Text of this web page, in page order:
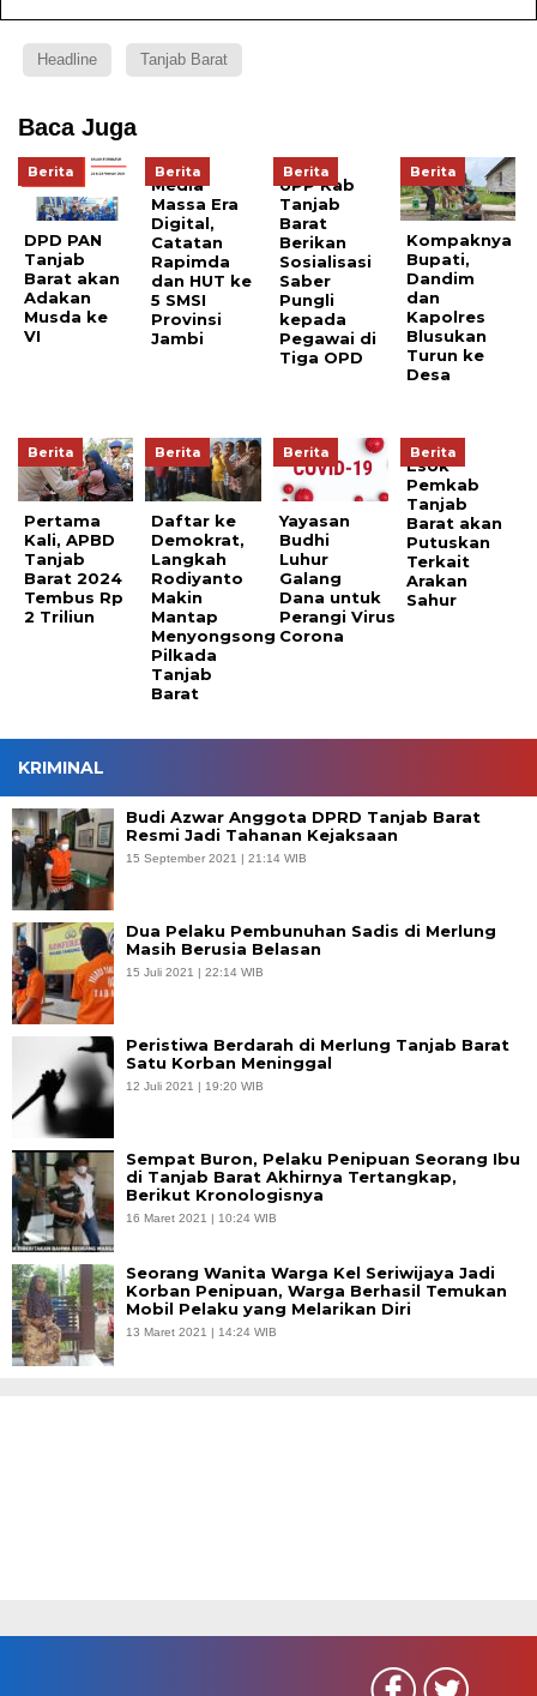
Headline Tanjab Barat
Baca Juga
Berita
DPD PAN
Tanjab
Barat akan
Adakan
Musda ke
VI
Berita
Media
Massa Era
Digital,
Catatan
Rapimda
dan HUT ke
5 SMSI
Provinsi
Jambi
Berita
UPP Kab
Tanjab
Barat
Berikan
Sosialisasi
Saber
Pungli
kepada
Pegawai di
Tiga OPD
Berita
Kompaknya
Bupati,
Dandim
dan
Kapolres
Blusukan
Turun ke
Desa
Berita
Pertama
Kali, APBD
Tanjab
Barat 2024
Tembus Rp
2 Triliun
Berita
Daftar ke
Demokrat,
Langkah
Rodiyanto
Makin
Mantap
Menyongsong
Pilkada
Tanjab
Barat
Berita
Yayasan
Budhi
Luhur
Galang
Dana untuk
Perangi Virus
Corona
Berita
Esok
Pemkab
Tanjab
Barat akan
Putuskan
Terkait
Arakan
Sahur
KRIMINAL
Budi Azwar Anggota DPRD Tanjab Barat
Resmi Jadi Tahanan Kejaksaan
15 September 2021 | 21:14 WIB
Dua Pelaku Pembunuhan Sadis di Merlung
Masih Berusia Belasan
15 Juli 2021 | 22:14 WIB
Peristiwa Berdarah di Merlung Tanjab Barat
Satu Korban Meninggal
12 Juli 2021 | 19:20 WIB
Sempat Buron, Pelaku Penipuan Seorang Ibu
di Tanjab Barat Akhirnya Tertangkap,
Berikut Kronologisnya
16 Maret 2021 | 10:24 WIB
Seorang Wanita Warga Kel Seriwijaya Jadi
Korban Penipuan, Warga Berhasil Temukan
Mobil Pelaku yang Melarikan Diri
13 Maret 2021 | 14:24 WIB